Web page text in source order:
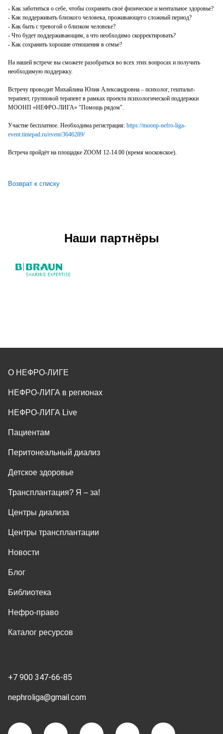
- Как заботиться о себе, чтобы сохранить своё физическое и ментальное здоровье?
- Как поддерживать близкого человека, проживающего сложный период?
- Как быть с тревогой о близком человеке?
- Что будет поддерживающим, а что необходимо скорректировать?
- Как сохранить хорошие отношения в семье?
На нашей встрече вы сможете разобраться во всех этих вопросах и получить
необходимую поддержку.
Встречу проводит Михайлина Юлия Александровна – психолог, гештальт-
терапевт, групповой терапевт в рамках проекта психологической поддержки
МООНП «НЕФРО-ЛИГА» "Помощь рядом".
Участие бесплатное. Необходима регистрация: https://moonp-nefro-liga-
event.timepad.ru/event/3646289/
Встреча пройдёт на площадке ZOOM 12-14.00 (время московское).
Возврат к списку
Наши партнёры
О НЕФРО-ЛИГЕ
НЕФРО-ЛИГА в регионах
НЕФРО-ЛИГА Live
Пациентам
Перитонеальный диализ
Детское здоровье
Трансплантация? Я ‒ за!
Центры диализа
Центры трансплантации
Новости
Блог
Библиотека
Нефро-право
Каталог ресурсов
+7 900 347-66-85
nephroliga@gmail.com